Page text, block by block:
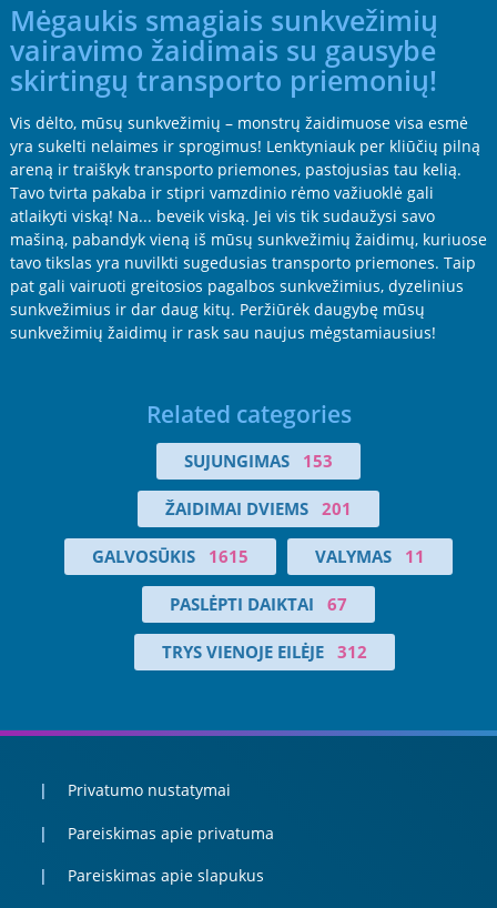
Mėgaukis smagiais sunkvežimių
vairavimo žaidimais su gausybe
skirtingų transporto priemonių!
Vis dėlto, mūsų sunkvežimių – monstrų žaidimuose visa esmė
yra sukelti nelaimes ir sprogimus! Lenktyniauk per kliūčių pilną
areną ir traiškyk transporto priemones, pastojusias tau kelią.
Tavo tvirta pakaba ir stipri vamzdinio rėmo važiuoklė gali
atlaikyti viską! Na... beveik viską. Jei vis tik sudaužysi savo
mašiną, pabandyk vieną iš mūsų sunkvežimių žaidimų, kuriuose
tavo tikslas yra nuvilkti sugedusias transporto priemones. Taip
pat gali vairuoti greitosios pagalbos sunkvežimius, dyzelinius
sunkvežimius ir dar daug kitų. Peržiūrėk daugybę mūsų
sunkvežimių žaidimų ir rask sau naujus mėgstamiausius!
Related categories
SUJUNGIMAS 153
ŽAIDIMAI DVIEMS 201
GALVOSŪKIS 1615 VALYMAS 11
PASLĖPTI DAIKTAI 67
TRYS VIENOJE EILĖJE 312
Privatumo nustatymai
Pareiskimas apie privatuma
Pareiskimas apie slapukus